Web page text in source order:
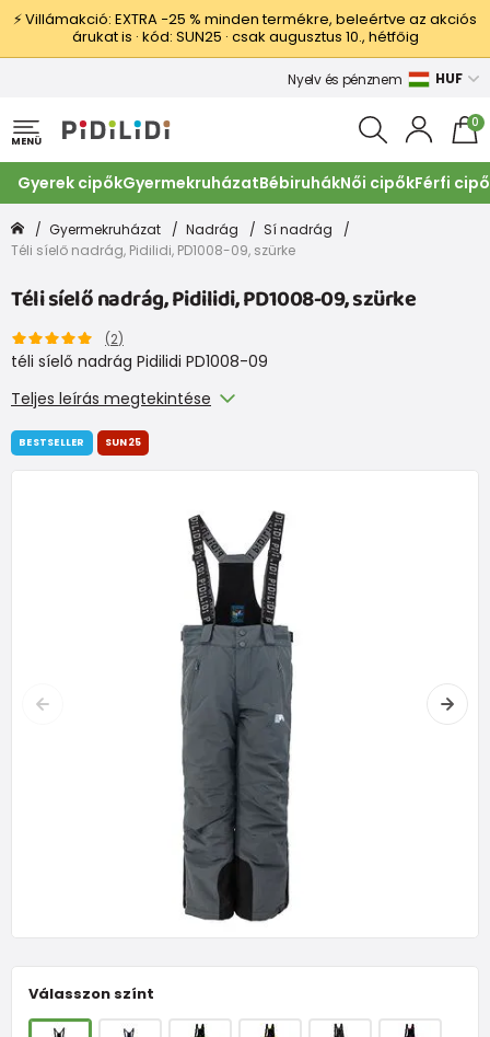
⚡ Villámakció: EXTRA −25 % minden termékre, beleértve az akciós
árukat is · kód: SUN25 · csak augusztus 10., hétfőig
Nyelv és pénznem HUF
MENÜ
0
Gyerek cipőkGyermekruházatBébiruhákNői cipőkFérfi
Gyermekruházat Nadrág
Sí nadrág
Téli síelő nadrág, Pidilidi, PD1008-09, szürke
Téli síelő nadrág, Pidilidi, PD1008-09, szürke
(2)
téli síelő nadrág Pidilidi PD1008-09
Teljes leírás megtekintése
Válasszon színt
BESTSELLER SUN25